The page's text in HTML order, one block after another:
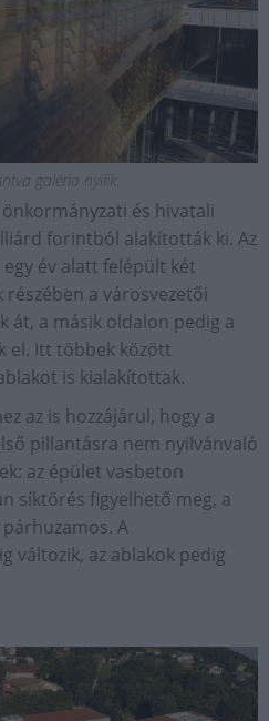
galéria nyílik.
és hivatali
forintból alakították ki. Az
év alatt felépült két
a városvezetői
át, a másik oldalon pedig a
el. Itt többek között
is kialakítottak.
az is hozzájárul, hogy a
pillantásra nem nyilvánvaló
az épület vasbeton
síktörés figyelhető meg, a
A
változik, az ablakok pedig